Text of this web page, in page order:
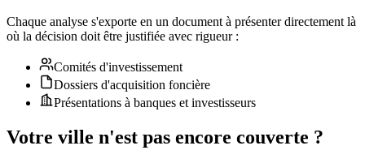
Chaque analyse s'exporte en un document à présenter directement là
où la décision doit être justifiée avec rigueur :
Comités d'investissement
Dossiers d'acquisition foncière
Présentations à banques et investisseurs
Votre ville n'est pas encore couverte ?